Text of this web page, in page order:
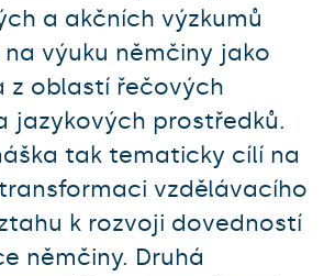
a akčních výzkumů
výuku němčiny jako
z oblastí řečových
jazykových prostředků.
tak tematicky cílí na
vzdělávacího
k rozvoji dovedností
němčiny. Druhá